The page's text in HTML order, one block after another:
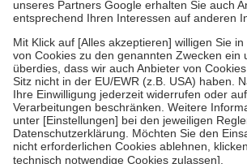
Um das Engagement der Versicherten für ihre
stärken und die besondere Stellung der
fallenkeine Zuzahlungenan bei:
• Kindern und Jugendlichen bis zum
mit Ausnahme der Fahrkosten
• Untersuchungen zur Vorsorge und
GKV getragen werden
• empfohlenen Schutzimpfungen
• Harn- und Blutteststreifen